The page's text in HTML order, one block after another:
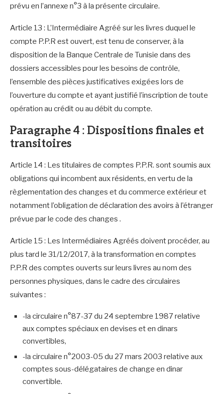
prévu en l’annexe n°3 à la présente circulaire.
Article 13 : L’Intermédiaire Agréé sur les livres duquel le
compte P.P.R est ouvert, est tenu de conserver, à la
disposition de la Banque Centrale de Tunisie dans des
dossiers accessibles pour les besoins de contrôle,
l’ensemble des pièces justificatives exigées lors de
l’ouverture du compte et ayant justifié l’inscription de toute
opération au crédit ou au débit du compte.
Paragraphe 4 : Dispositions finales et
transitoires
Article 14 : Les titulaires de comptes P.P.R. sont soumis aux
obligations qui incombent aux résidents, en vertu de la
règlementation des changes et du commerce extérieur et
notamment l’obligation de déclaration des avoirs à l’étranger
prévue par le code des changes .
Article 15 : Les Intermédiaires Agréés doivent procéder, au
plus tard le 31/12/2017, à la transformation en comptes
P.P.R des comptes ouverts sur leurs livres au nom des
personnes physiques, dans le cadre des circulaires
suivantes :
-la circulaire n°87-37 du 24 septembre 1987 relative
aux comptes spéciaux en devises et en dinars
convertibles,
-la circulaire n°2003-05 du 27 mars 2003 relative aux
comptes sous-délégataires de change en dinar
convertible.